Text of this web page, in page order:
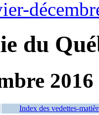
du
2016
Index des vedettes-